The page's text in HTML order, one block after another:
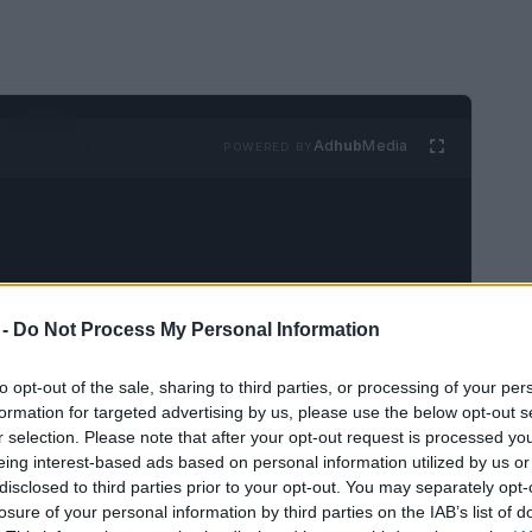
Do Not Process My Personal Information
opt-out of the sale, sharing to third parties, or processing of your
for targeted advertising by us, please use the below opt-out
selection. Please note that after your opt-out request is processed
interest-based ads based on personal information utilized by us
to third parties prior to your opt-out. You may separately
of your personal information by third parties on the IAB’s list of
AdhubMedia
asiático que combina lo mejor de lo
que ver y hacer. Por ello, es
de viajes. Cuando eso ocurre, es el
día, para experimentar una forma de vida
o simplemente estar en comunión con la